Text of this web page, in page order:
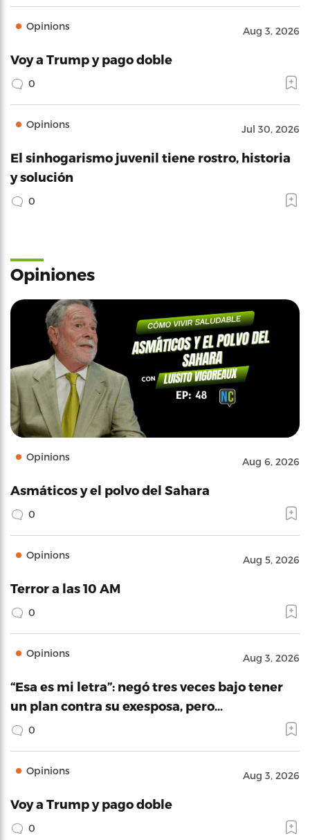
Opinions Aug 3, 2026
Voy a Trump y pago doble
0
Opinions Jul 30, 2026
El sinhogarismo juvenil tiene rostro, historia
y solución
0
Opiniones
Opinions Aug 6, 2026
Asmáticos y el polvo del Sahara
0
Opinions Aug 5, 2026
Terror a las 10 AM
0
Opinions Aug 3, 2026
“Esa es mi letra”: negó tres veces bajo tener
un plan contra su exesposa, pero…
0
Opinions Aug 3, 2026
Voy a Trump y pago doble
0